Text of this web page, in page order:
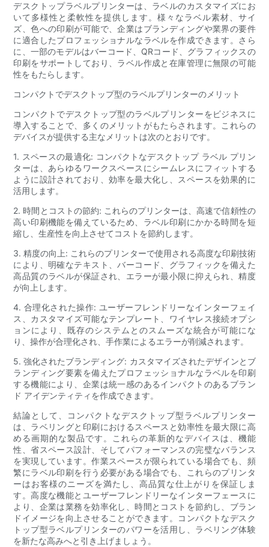
デスクトップラベルプリンターは、ラベルのカスタマイズにお
いて多様性と柔軟性を提供します。様々なラベル素材、サイ
ズ、色への印刷が可能で、企業はブランディングや業界の要件
に適合したプロフェッショナルなラベルを作成できます。さら
に、一部のモデルはバーコード、QRコード、グラフィックスの
印刷をサポートしており、ラベル作成と在庫管理に無限の可能
性をもたらします。
コンパクトでデスクトップ型のラベルプリンターのメリット
コンパクトでデスクトップ型のラベルプリンターをビジネスに
導入することで、多くのメリットがもたらされます。これらの
デバイスが提供する主なメリットは次のとおりです。
1. スペースの最適化: コンパクトなデスクトップ ラベル プリン
ターは、あらゆるワークスペースにシームレスにフィットする
ように設計されており、効率を最大化し、スペースを効果的に
活用します。
2. 時間とコストの節約: これらのプリンターは、高速で信頼性の
高い印刷機能を備えているため、ラベル印刷にかかる時間を短
縮し、生産性を向上させてコストを節約します。
3. 精度の向上: これらのプリンターで使用される高度な印刷技術
により、明確なテキスト、バーコード、グラフィックを備えた
高品質のラベルが保証され、エラーが最小限に抑えられ、精度
が向上します。
4. 合理化された操作: ユーザーフレンドリーなインターフェイ
ス、カスタマイズ可能なテンプレート、ワイヤレス接続オプシ
ョンにより、既存のシステムとのスムーズな統合が可能にな
り、操作が合理化され、手作業によるエラーが削減されます。
5. 強化されたブランディング: カスタマイズされたデザインとブ
ランディング要素を備えたプロフェッショナルなラベルを印刷
する機能により、企業は統一感のあるインパクトのあるブラン
ド アイデンティティを作成できます。
結論として、コンパクトなデスクトップ型ラベルプリンター
は、ラベリングと印刷におけるスペースと効率性を最大限に高
める画期的な製品です。これらの革新的なデバイスは、機能
性、省スペース設計、そしてパフォーマンスの完璧なバランス
を実現しています。作業スペースが限られている場合でも、頻
繁にラベル印刷を行う必要がある場合でも、これらのプリンタ
ーはお客様のニーズを満たし、高品質な仕上がりを保証しま
す。高度な機能とユーザーフレンドリーなインターフェースに
より、企業は業務を効率化し、時間とコストを節約し、ブラン
ドイメージを向上させることができます。コンパクトなデスク
トップ型ラベルプリンターのパワーを活用し、ラベリング体験
を新たな高みへと引き上げましょう。